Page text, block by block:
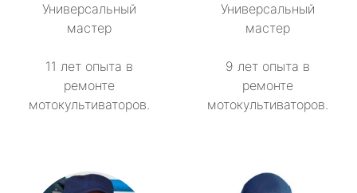
Универсальный
мастер
11 лет опыта в
ремонте
мотокультиваторов.
Универсальный
мастер
9 лет опыта в
ремонте
мотокультиваторов.